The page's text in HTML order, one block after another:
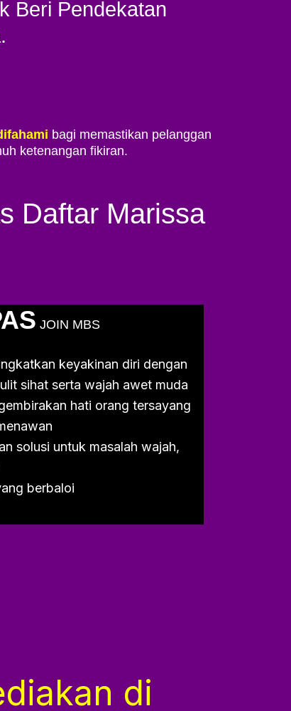
Beri Pendekatan
bagi memastikan pelanggan
ketenangan fikiran.
Daftar Marissa
JOIN MBS
keyakinan diri dengan
sihat serta wajah awet muda
hati orang tersayang
solusi untuk masalah wajah,
berbaloi
di